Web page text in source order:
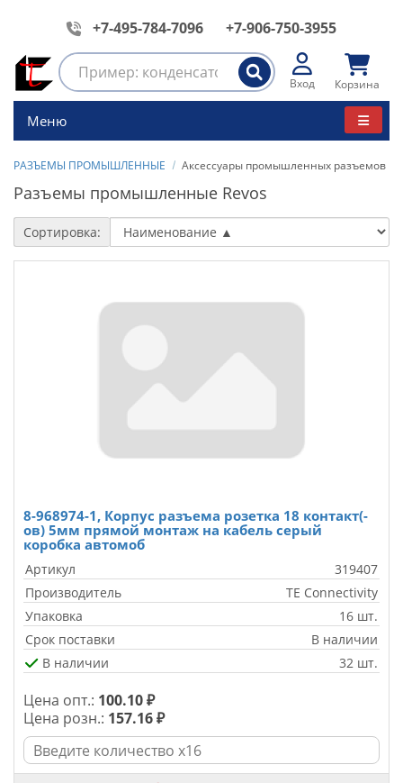
+7-495-784-7096 +7-906-750-3955
Вход Корзина
Меню
РАЗЪЕМЫ ПРОМЫШЛЕННЫЕ Аксессуары промышленных разъемов
Разъемы промышленные Revos
Сортировка:
8-968974-1, Корпус разъема розетка 18 контакт(-
ов) 5мм прямой монтаж на кабель серый
коробка автомоб
Артикул
319407
Производитель
TE Connectivity
Упаковка
16 шт.
Срок поставки
В наличии
В наличии
32 шт.
Цена опт.: 100.10 ₽
Цена розн.: 157.16 ₽